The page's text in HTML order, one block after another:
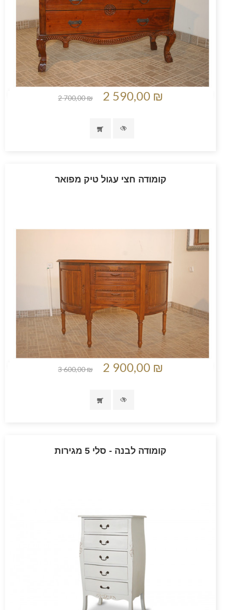
2 700,00 ₪ 2 590,00 ₪
קומודה חצי עגול טיק מפואר
3 600,00 ₪ 2 900,00 ₪
קומודה לבנה - סלי 5 מגירות